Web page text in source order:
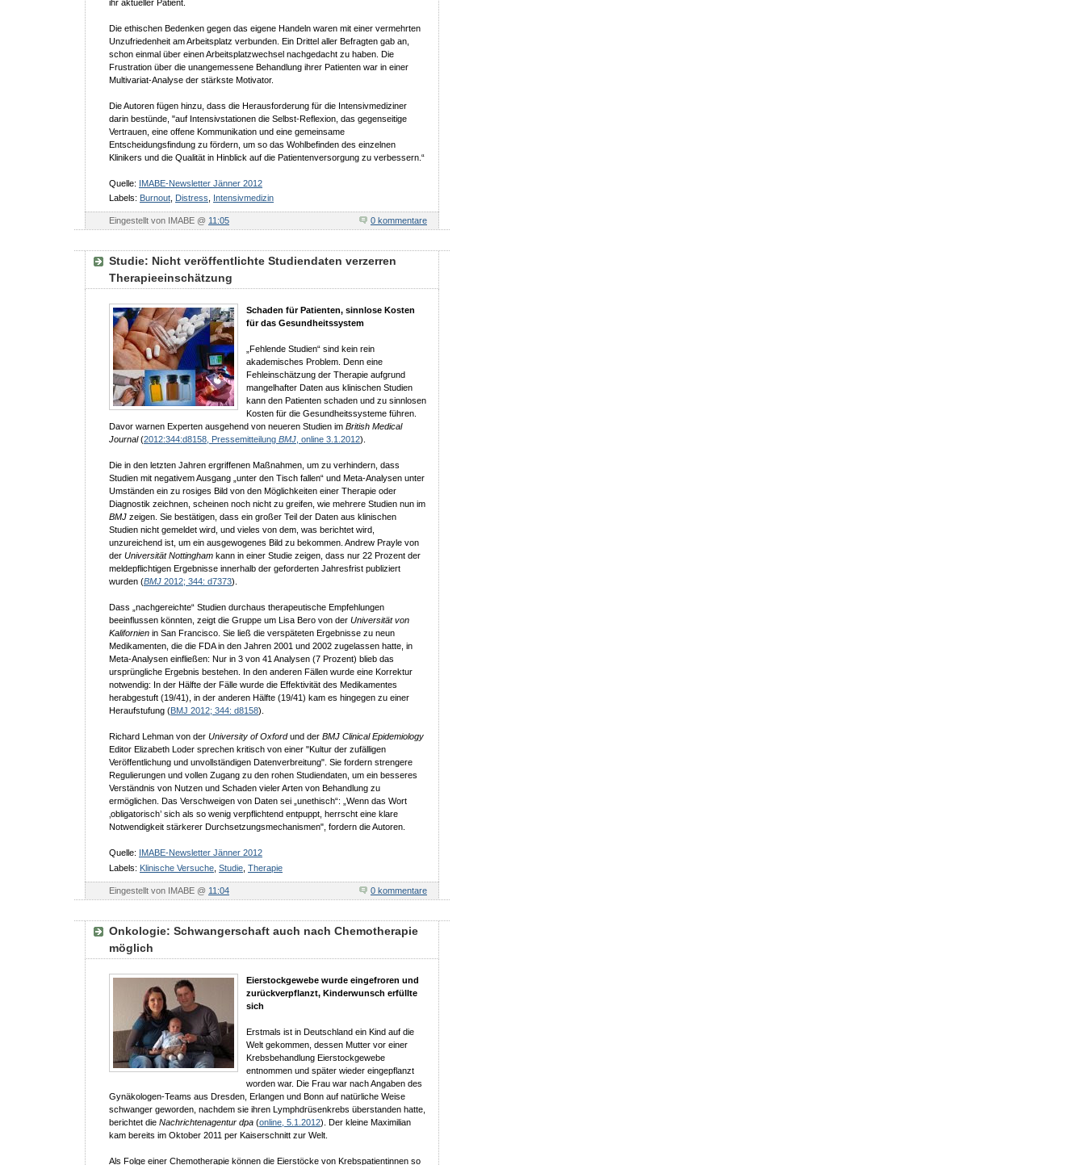
ihr aktueller Patient.
Die ethischen Bedenken gegen das eigene Handeln waren mit einer vermehrten
Unzufriedenheit am Arbeitsplatz verbunden. Ein Drittel aller Befragten gab an,
schon einmal über einen Arbeitsplatzwechsel nachgedacht zu haben. Die
Frustration über die unangemessene Behandlung ihrer Patienten war in einer
Multivariat-Analyse der stärkste Motivator.
Die Autoren fügen hinzu, dass die Herausforderung für die Intensivmediziner
darin bestünde, "auf Intensivstationen die Selbst-Reflexion, das gegenseitige
Vertrauen, eine offene Kommunikation und eine gemeinsame
Entscheidungsfindung zu fördern, um so das Wohlbefinden des einzelnen
Klinikers und die Qualität in Hinblick auf die Patientenversorgung zu verbessern.“
Quelle: IMABE-Newsletter Jänner 2012
Labels: Burnout Distress Intensivmedizin
Eingestellt von IMABE @ 11:05 0 kommentare
Studie: Nicht veröffentlichte Studiendaten verzerren
Therapieeinschätzung
Schaden für Patienten, sinnlose Kosten
für das Gesundheitssystem
„Fehlende Studien“ sind kein rein
akademisches Problem. Denn eine
Fehleinschätzung der Therapie aufgrund
mangelhafter Daten aus klinischen Studien
kann den Patienten schaden und zu sinnlosen
Kosten für die Gesundheitssysteme führen.
Davor warnen Experten ausgehend von neueren Studien im British Medical
Journal(2012:344:d8158, Pressemitteilung BMJ , online 3.1.2012).
Die in den letzten Jahren ergriffenen Maßnahmen, um zu verhindern, dass
Studien mit negativem Ausgang „unter den Tisch fallen“ und Meta-Analysen unter
Umständen ein zu rosiges Bild von den Möglichkeiten einer Therapie oder
Diagnostik zeichnen, scheinen noch nicht zu greifen, wie mehrere Studien nun im
BMJ zeigen. Sie bestätigen, dass ein großer Teil der Daten aus klinischen
Studien nicht gemeldet wird, und vieles von dem, was berichtet wird,
unzureichend ist, um ein ausgewogenes Bild zu bekommen. Andrew Prayle von
der Universität Nottingham kann in einer Studie zeigen, dass nur 22 Prozent der
meldepflichtigen Ergebnisse innerhalb der geforderten Jahresfrist publiziert
wurden (BMJ 2012; 344: d7373).
Dass „nachgereichte“ Studien durchaus therapeutische Empfehlungen
beeinflussen könnten, zeigt die Gruppe um Lisa Bero von der Universität von
Kalifornien in San Francisco. Sie ließ die verspäteten Ergebnisse zu neun
Medikamenten, die die FDA in den Jahren 2001 und 2002 zugelassen hatte, in
Meta-Analysen einfließen: Nur in 3 von 41 Analysen (7 Prozent) blieb das
ursprüngliche Ergebnis bestehen. In den anderen Fällen wurde eine Korrektur
notwendig: In der Hälfte der Fälle wurde die Effektivität des Medikamentes
herabgestuft (19/41), in der anderen Hälfte (19/41) kam es hingegen zu einer
Heraufstufung (BMJ 2012; 344: d8158).
Richard Lehman von der University of Oxfordund der BMJ Clinical Epidemiology
Editor Elizabeth Loder sprechen kritisch von einer "Kultur der zufälligen
Veröffentlichung und unvollständigen Datenverbreitung". Sie fordern strengere
Regulierungen und vollen Zugang zu den rohen Studiendaten, um ein besseres
Verständnis von Nutzen und Schaden vieler Arten von Behandlung zu
ermöglichen. Das Verschweigen von Daten sei „unethisch“: „Wenn das Wort
‚obligatorisch’ sich als so wenig verpflichtend entpuppt, herrscht eine klare
Notwendigkeit stärkerer Durchsetzungsmechanismen", fordern die Autoren.
Quelle: IMABE-Newsletter Jänner 2012
Labels: Klinische Versuche Studie Therapie
Eingestellt von IMABE @ 11:04 0 kommentare
Onkologie: Schwangerschaft auch nach Chemotherapie
möglich
Eierstockgewebe wurde eingefroren und
zurückverpflanzt, Kinderwunsch erfüllte
sich
Erstmals ist in Deutschland ein Kind auf die
Welt gekommen, dessen Mutter vor einer
Krebsbehandlung Eierstockgewebe
entnommen und später wieder eingepflanzt
worden war. Die Frau war nach Angaben des
Gynäkologen-Teams aus Dresden, Erlangen und Bonn auf natürliche Weise
schwanger geworden, nachdem sie ihren Lymphdrüsenkrebs überstanden hatte,
berichtet die Nachrichtenagentur dpa (online, 5.1.2012). Der kleine Maximilian
kam bereits im Oktober 2011 per Kaiserschnitt zur Welt.
Als Folge einer Chemotherapie können die Eierstöcke von Krebspatientinnen so